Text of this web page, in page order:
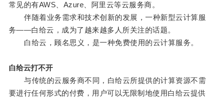
常见的有AWS、Azure、阿里云等云服务商。
伴随着业务需求和技术创新的发展，一种新型云计算服
务——白给云，成为了越来越多人所关注的话题。
白给云，顾名思义，是一种免费使用的云计算服务。
白给云打不开
与传统的云服务商不同，白给云所提供的计算资源不需
要进行任何形式的付费，用户可以无限制地使用白给云提供